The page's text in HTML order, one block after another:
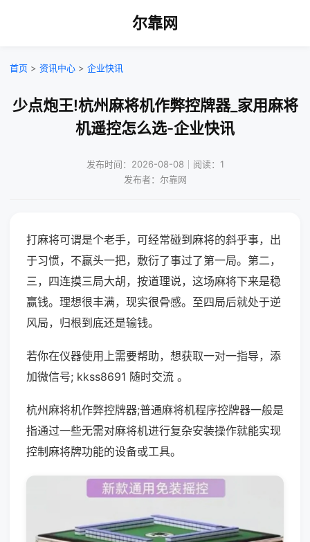
尔靠网
首页 > 资讯中心 > 企业快讯
少点炮王!杭州麻将机作弊控牌器_家用麻将
机遥控怎么选-企业快讯
发布时间：2026-08-08｜阅读：1
发布者：尔靠网
打麻将可谓是个老手，可经常碰到麻将的斜乎事，出
于习惯，不赢头一把，敷衍了事过了第一局。第二，
三，四连摸三局大胡，按道理说，这场麻将下来是稳
赢钱。理想很丰满，现实很骨感。至四局后就处于逆
风局，归根到底还是输钱。
若你在仪器使用上需要帮助，想获取一对一指导，添
加微信号; kkss8691 随时交流 。
杭州麻将机作弊控牌器;普通麻将机程序控牌器一般是
指通过一些无需对麻将机进行复杂安装操作就能实现
控制麻将牌功能的设备或工具。